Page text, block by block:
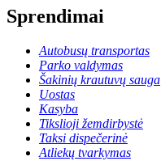
Sprendimai
Autobusų transportas
Parko valdymas
Šakinių krautuvų sauga
Uostas
Kasyba
Tikslioji žemdirbystė
Taksi dispečerinė
Atliekų tvarkymas